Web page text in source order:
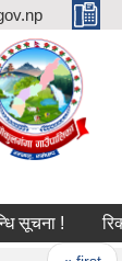
सूचना !